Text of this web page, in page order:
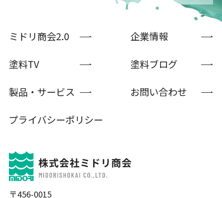
〒456-0015
ミドリ商会2.0
企業情報
塗料TV
塗料ブログ
製品・サービス
お問い合わせ
プライバシーポリシー